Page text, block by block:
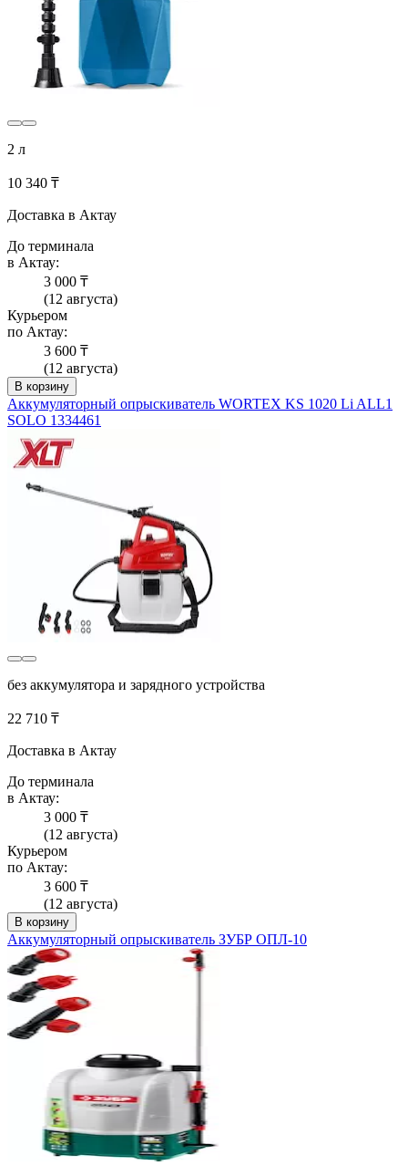
2 л
10 340 ₸
Доставка в Актау
До терминала
в Актау:
3 000 ₸
(12 августа)
Курьером
по Актау:
3 600 ₸
(12 августа)
В корзину
Аккумуляторный опрыскиватель WORTEX KS 1020 Li ALL1
SOLO 1334461
без аккумулятора и зарядного устройства
22 710 ₸
Доставка в Актау
До терминала
в Актау:
3 000 ₸
(12 августа)
Курьером
по Актау:
3 600 ₸
(12 августа)
В корзину
Аккумуляторный опрыскиватель ЗУБР ОПЛ-10